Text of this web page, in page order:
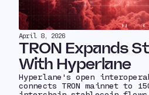
April 8, 2026
TRON Expands
With Hyperlane
Hyperlane's open
connects TRON mainnet to